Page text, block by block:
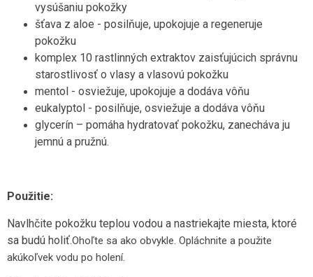
vysúšaniu pokožky
šťava z aloe - posilňuje, upokojuje a regeneruje
pokožku
komplex 10 rastlinných extraktov zaisťujúcich správnu
starostlivosť o vlasy a vlasovú pokožku
mentol - osviežuje, upokojuje a dodáva vôňu
eukalyptol - posilňuje, osviežuje a dodáva vôňu
glycerín – pomáha hydratovať pokožku, zanecháva ju
jemnú a pružnú.
Použitie:
Navlhčite pokožku teplou vodou a nastriekajte miesta, ktoré
sa budú holiť.Ohoľte sa ako obvykle. Opláchnite a použite
akúkoľvek vodu po holení.